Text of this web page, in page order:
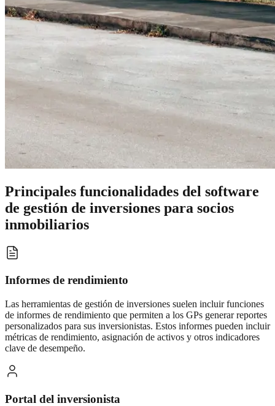
Principales funcionalidades del software
de gestión de inversiones para socios
inmobiliarios
Informes de rendimiento
Las herramientas de gestión de inversiones suelen incluir funciones
de informes de rendimiento que permiten a los GPs generar reportes
personalizados para sus inversionistas. Estos informes pueden incluir
métricas de rendimiento, asignación de activos y otros indicadores
clave de desempeño.
Portal del inversionista